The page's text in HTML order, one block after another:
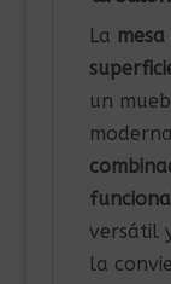
La
un
versátil
la